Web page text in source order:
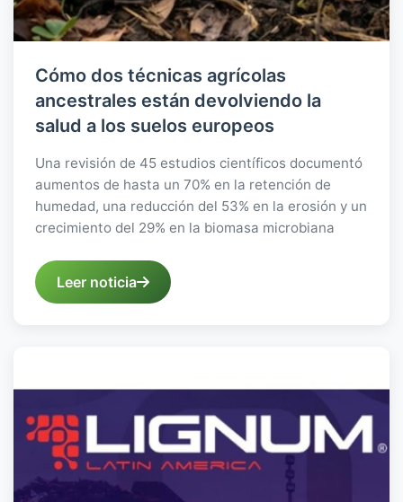
Cómo dos técnicas agrícolas
ancestrales están devolviendo la
salud a los suelos europeos
Una revisión de 45 estudios científicos documentó
aumentos de hasta un 70% en la retención de
humedad, una reducción del 53% en la erosión y un
crecimiento del 29% en la biomasa microbiana
Leer noticia